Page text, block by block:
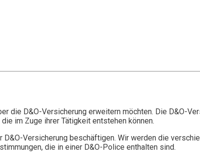
die D&O-Versicherung erweitern möchten. Die D&O-
im Zuge ihrer Tätigkeit entstehen können.
Versicherung beschäftigen. Wir werden die
die in einer D&O-Police enthalten sind.